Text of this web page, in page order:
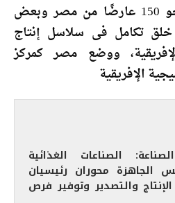
يشارك في المعرض نحو 150 عارضًا من مصر وبعض
خلق تكامل فى سلاسل إنتاج
ووضع مصر كمركز
الإفريقية
الصناعات الغذائية
الجاهزة محوران رئيسيان
الإنتاج والتصدير وتوفير فرص